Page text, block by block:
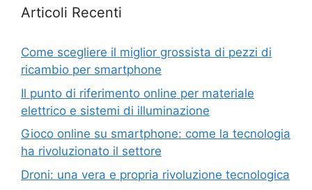
Articoli Recenti
Come scegliere il miglior grossista di pezzi di
ricambio per smartphone
Il punto di riferimento online per materiale
elettrico e sistemi di illuminazione
Gioco online su smartphone: come la tecnologia
ha rivoluzionato il settore
Droni: una vera e propria rivoluzione tecnologica